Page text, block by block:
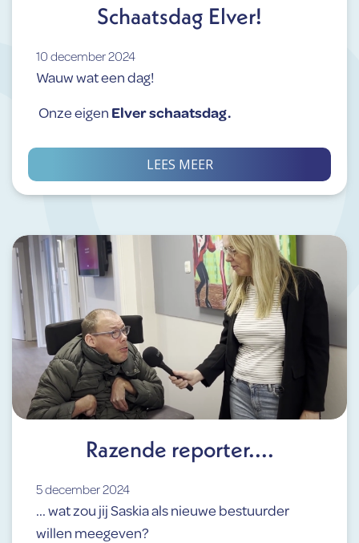
Schaatsdag Elver!
10 december 2024
Wauw wat een dag!
Onze eigen Elver schaatsdag.
LEES MEER
Razende reporter....
5 december 2024
... wat zou jij Saskia als nieuwe bestuurder
willen meegeven?